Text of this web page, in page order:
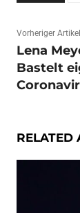
Vorheriger Artikel
Lena
Bastelt
RELATED